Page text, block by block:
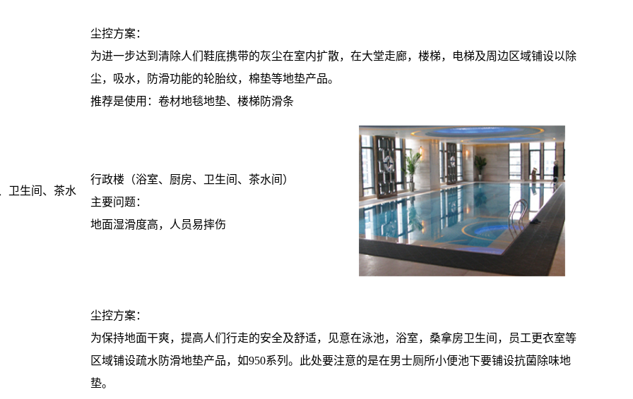
尘控方案：
为进一步达到清除人们鞋底携带的灰尘在室内扩散，在大堂走廊，楼梯，电梯及周边区域铺设以除
尘，吸水，防滑功能的轮胎纹，棉垫等地垫产品。
推荐是使用：卷材地毯地垫、楼梯防滑条
卫生间、茶水
行政楼（浴室、厨房、卫生间、茶水间）
主要问题：
地面湿滑度高，人员易摔伤
尘控方案：
为保持地面干爽，提高人们行走的安全及舒适，见意在泳池，浴室，桑拿房卫生间，员工更衣室等
区域铺设疏水防滑地垫产品，如950系列。此处要注意的是在男士厕所小便池下要铺设抗菌除味地
垫。